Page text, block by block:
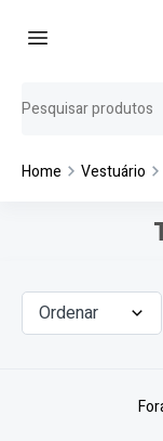
Home Vestuário
Ordenar